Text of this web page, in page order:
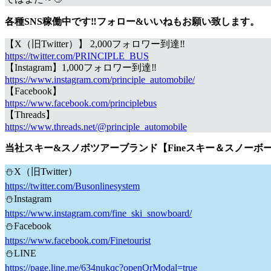
各種SNS稼働中です‼フォロー&いいねもお願い致します。
【X（旧Twitter）】 2,000フォロワー到達‼
https://twitter.com/PRINCIPLE_BUS
【Instagram】1,000フォロワー到達‼
https://www.instagram.com/principle_automobile/
【Facebook】
https://www.facebook.com/principlebus
【Threads】
https://www.threads.net/@principle_automobile
当社スキー&スノボツアーブランド【Fineスキー＆スノーボ
⛄X（旧Twitter）
https://twitter.com/Busonlinesystem
⛄Instagram
https://www.instagram.com/fine_ski_snowboard/
⛄Facebook
https://www.facebook.com/Finetourist
⛄LINE
https://page.line.me/634nukqc?openQrModal=true